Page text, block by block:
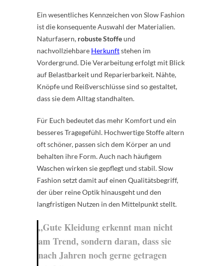
Ein wesentliches Kennzeichen von Slow Fashion
ist die konsequente Auswahl der Materialien.
Naturfasern, robuste Stoffeund
nachvollziehbare Herkunftstehen im
Vordergrund. Die Verarbeitung erfolgt mit Blick
auf Belastbarkeit und Reparierbarkeit. Nähte,
Knöpfe und Reißverschlüsse sind so gestaltet,
dass sie dem Alltag standhalten.
Für Euch bedeutet das mehr Komfort und ein
besseres Tragegefühl. Hochwertige Stoffe altern
oft schöner, passen sich dem Körper an und
behalten ihre Form. Auch nach häufigem
Waschen wirken sie gepflegt und stabil. Slow
Fashion setzt damit auf einen Qualitätsbegriff,
der über reine Optik hinausgeht und den
langfristigen Nutzen in den Mittelpunkt stellt.
„Gute Kleidung erkennt man nicht
am Trend, sondern daran, dass sie
nach Jahren noch gerne getragen